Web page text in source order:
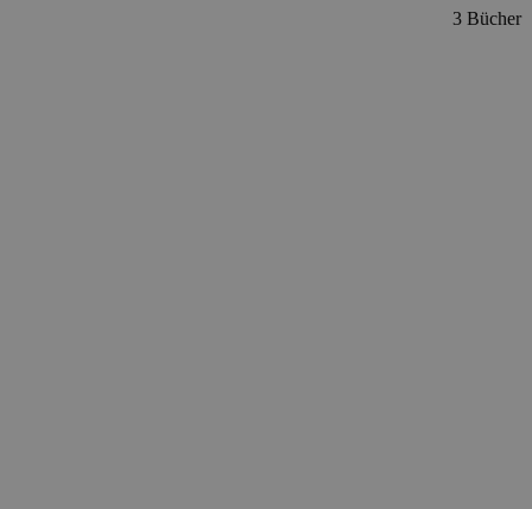
3 Bücher